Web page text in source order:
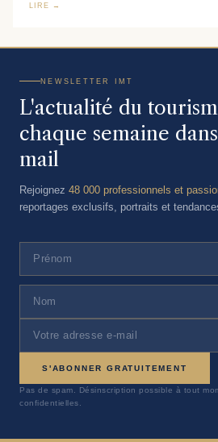
LIRE →
NEWSLETTER IMT
L'actualité du
chaque semaine
mail
Rejoignez 48 000 professionnels et
reportages exclusifs, portraits et
S'ABONNER GRATUITEMENT
Pas de spam. Désinscription possible à tout
confidentielles.